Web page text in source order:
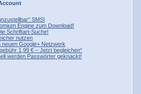
SMS!
Engine zum Download!
Schriftart-Suche!
nutzen
Google+ Netzwerk
1,99 € – Jetzt begleichen“
werden Passwörter geknackt!